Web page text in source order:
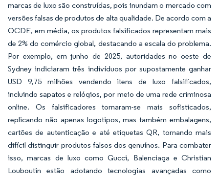
marcas de luxo são construídas, pois inundam o mercado com
versões falsas de produtos de alta qualidade. De acordo com a
OCDE, em média, os produtos falsificados representam mais
de 2% do comércio global, destacando a escala do problema.
Por exemplo, em junho de 2025, autoridades no oeste de
Sydney indiciaram três indivíduos por supostamente ganhar
USD 9,75 milhões vendendo itens de luxo falsificados,
incluindo sapatos e relógios, por meio de uma rede criminosa
online. Os falsificadores tornaram-se mais sofisticados,
replicando não apenas logotipos, mas também embalagens,
cartões de autenticação e até etiquetas QR, tornando mais
difícil distinguir produtos falsos dos genuínos. Para combater
isso, marcas de luxo como Gucci, Balenciaga e Christian
Louboutin estão adotando tecnologias avançadas como